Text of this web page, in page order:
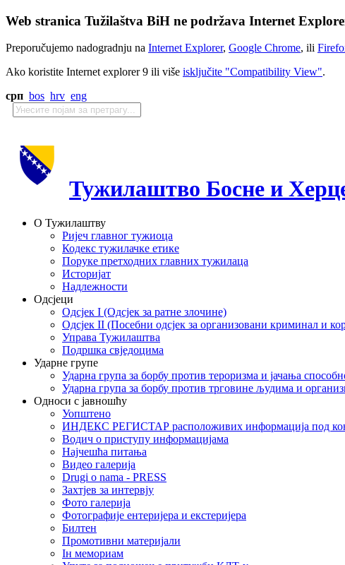
Web stranica Tužilaštva BiH ne podržava Internet
Preporučujemo nadogradnju na Internet Explorer, Google Chrome, ili
Ako koristite Internet explorer 9 ili više isključite "Compatibility View".
срп bos hrv eng
Тужилаштво Босне и
О Тужилаштву
Ријеч главног тужиоца
Кодекс тужилачке етике
Поруке претходних главних тужилаца
Историјат
Надлежности
Одсјеци
Одсјек I (Одсјек за ратне злочине)
Одсјек II (Посебни одсјек за организовани криминал и
Управа Тужилаштва
Подршка свједоцима
Ударне групе
Ударна група за борбу против тероризма и јачања
Ударна група за борбу против трговине људима и
Односи с јавношћу
Уопштено
ИНДЕКС РЕГИСТАР расположивих информација под
Водич о приступу информацијама
Најчешћа питања
Видео галерија
Drugi o nama - PRESS
Захтјев за интервју
Фото галерија
Фотографије ентеријера и екстеријера
Билтен
Промотивни материјали
Iн мемориам